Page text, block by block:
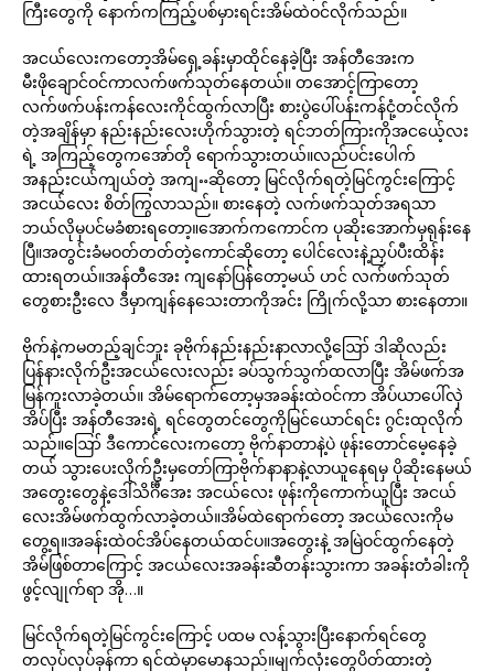
ကြီးတွေကို နောက်ကကြည့်ပစ်မှားရင်းအိမ်ထဲဝင်လိုက်သည်။
အငယ်လေးကတော့အိမ်ရှေ့ခန်းမှာထိုင်နေခဲ့ပြီး အန်တီအေးက
မီးဖိုချောင်ဝင်ကာလက်ဖက်သုတ်နေတယ်။ တအောင့်ကြာတော့
လက်ဖက်ပန်းကန်လေးကိုင်ထွက်လာပြီး စားပွဲပေါ်ပန်းကန်ငုံ့တင်လိုက်
တဲ့အချိန်မှာ နည်းနည်းလေးဟိုက်သွားတဲ့ ရင်ဘတ်ကြားကိုအငယ်ေ့လး
ရဲ့ အကြည့်တွေကအော်တို ရောက်သွားတယ်။လည်ပင်းပေါက်
အနည်းငယ်ကျယ်တဲ့ အကျႌဆိုတော့ မြင်လိုက်ရတဲ့မြင်ကွင်းကြောင့်
အငယ်လေး စိတ်ကြွလာသည်။ စားနေတဲ့ လက်ဖက်သုတ်အရသာ
ဘယ်လိုမှပင်မခံစားရတော့။အောက်ကကောင်က ပုဆိုးအောက်မှရုန်းနေ
ပြီ။အတွင်းခံမဝတ်တတ်တဲ့ကောင်ဆိုတော့ ပေါင်လေးနဲ့ညှပ်ပီးထိန်း
ထားရတယ်။အန်တီအေး ကျနော်ပြန်တော့မယ် ဟင် လက်ဖက်သုတ်
တွေစားဦးလေ ဒီမှာကျန်နေသေးတာကိုအင်း ကြိုက်လို့သာ စားနေတာ။
ဗိုက်နဲ့ကမတည့်ချင်ဘူး ခုဗိုက်နည်းနည်းနာလာလို့ဪ ဒါဆိုလည်း
ပြန်နားလိုက်ဦးအငယ်လေးလည်း ခပ်သွက်သွက်ထလာပြီး အိမ်ဖက်အ
မြန်ကူးလာခဲ့တယ်။ အိမ်ရောက်တော့မှအခန်းထဲဝင်ကာ အိပ်ယာပေါ်လှဲ
အိပ်ပြီး အန်တီအေးရဲ့ ရင်တွေတင်တွေကိုမြင်ယောင်ရင်း ဂွင်းထုလိုက်
သည်။ဪ ဒီကောင်လေးကတော့ ဗိုက်နာတာနဲ့ပဲ ဖုန်းတောင်မေ့နေခဲ့
တယ် သွားပေးလိုက်ဦးမှတော်ကြာဗိုက်နာနာနဲ့လာယူနေရမှ ပိုဆိုးနေမယ်
အတွေးတွေနဲ့ဒေါ်သိင်္ဂီအေး အငယ်လေး ဖုန်းကိုကောက်ယူပြီး အငယ်
လေးအိမ်ဖက်ထွက်လာခဲ့တယ်။အိမ်ထဲရောက်တော့ အငယ်လေးကိုမ
တွေ့ရ။အခန်းထဲဝင်အိပ်နေတယ်ထင်ပ။အတွေးနဲ့ အမြဲဝင်ထွက်နေတဲ့
အိမ်ဖြစ်တာကြောင့် အငယ်လေးအခန်းဆီတန်းသွားကာ အခန်းတံခါးကို
ဖွင့်လျုက်ရာ အို…။
မြင်လိုက်ရတဲ့မြင်ကွင်းကြောင့် ပထမ လန့်သွားပြီးနောက်ရင်တွေ
တလှပ်လှပ်ခုန်ကာ ရင်ထဲမှာမောနသည်။မျက်လုံးတွေပိတ်ထားတဲ့